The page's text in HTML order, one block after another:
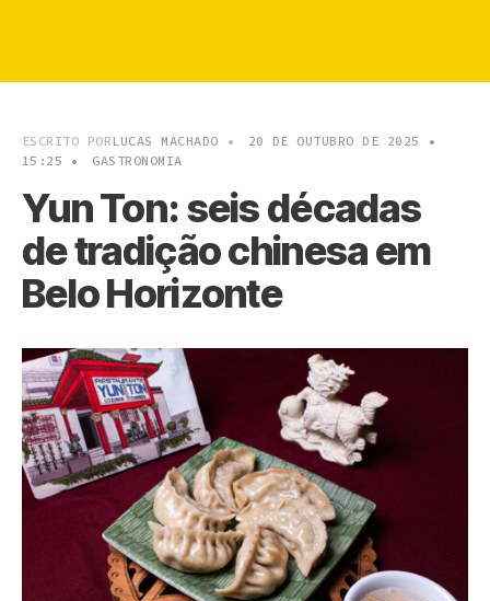
ESCRITO POR LUCAS MACHADO • 20 DE OUTUBRO DE 2025
•
15:25
• GASTRONOMIA
Yun Ton: seis décadas
de tradição chinesa em
Belo Horizonte